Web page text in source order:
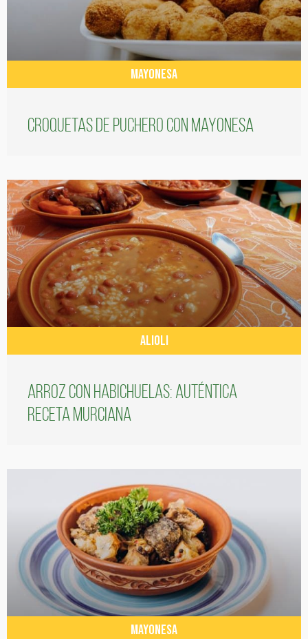
MAYONESA
Croquetas de puchero con Mayonesa
ALIOLI
Arroz con habichuelas: auténtica
receta murciana
MAYONESA